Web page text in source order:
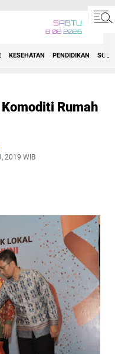
SABTU
8 08 2026
KESEHATAN PENDIDIKAN
Rumah
2019 WIB